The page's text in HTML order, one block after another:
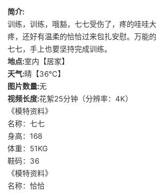
简介:
训练，训练，哦豁，七七受伤了，疼的哇哇
疼，还好有温柔的恰恰过来包扎安慰。万能
七七，手上也要坚持完成训练。
地点:室内【居家】
天气:晴【36℃】
图片数量:无
视频长度:花絮25分钟（分辨率：4K）
《模特资料》
名称：七七
身高：168
体重：51KG
鞋码：36
《模特资料》
名称：恰恰